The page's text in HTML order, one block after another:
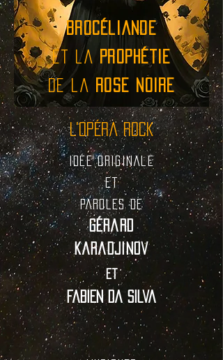
Brocéliande
et la Prophétie
de la Rose Noire
L'Opéra Rock
idée originale
et
paroles de
Gérard
Karadjinov
et
Fabien Da Silva